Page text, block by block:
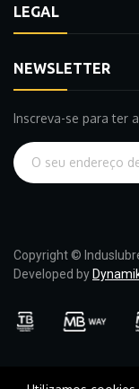
LEGAL
NEWSLETTER
Inscreva-se para ter
Copyright ©
Developed by